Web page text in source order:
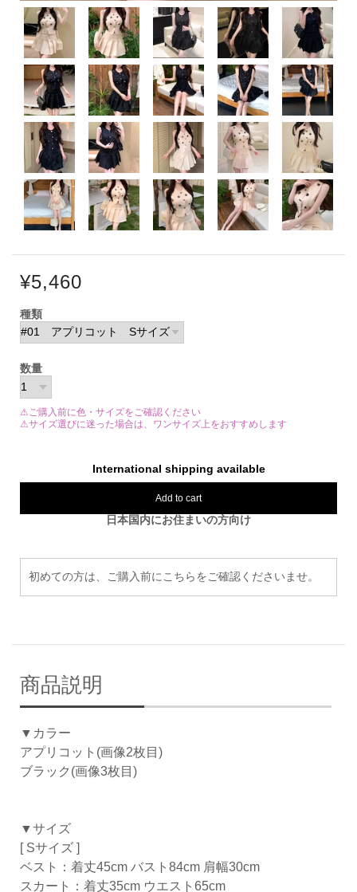
¥5,460
種類
数量
⚠ご購入前に色・サイズをご確認ください
⚠サイズ選びに迷った場合は、ワンサイズ上をおすすめします
International shipping available
Add to cart
日本国内にお住まいの方向け
初めての方は、ご購入前にこちらをご確認くださいませ。
商品説明
▼カラー
アプリコット(画像2枚目)
ブラック(画像3枚目)
▼サイズ
[ Sサイズ ]
ベスト：着丈45cm バスト84cm 肩幅30cm
スカート：着丈35cm ウエスト65cm